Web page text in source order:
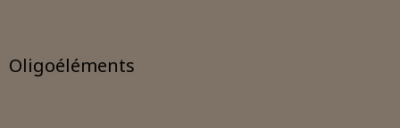
Oligoéléments